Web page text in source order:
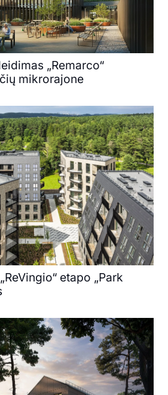
„Remarco“
mikrorajone
etapo „Park